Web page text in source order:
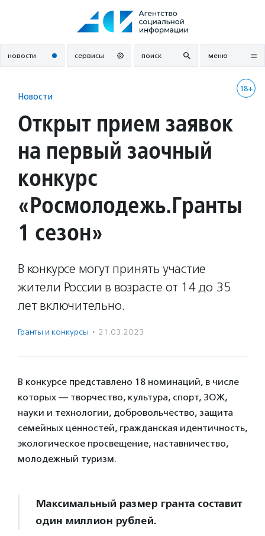
новости сервисы поиск меню
18+
Новости
Открыт прием заявок
на первый заочный
конкурс
«Росмолодежь.Гранты
1 сезон»
В конкурсе могут принять участие
жители России в возрасте от 14 до 35
лет включительно.
Гранты и конкурсы · 21.03.2023
В конкурсе представлено 18 номинаций, в числе
которых — творчество, культура, спорт, ЗОЖ,
науки и технологии, добровольчество, защита
семейных ценностей, гражданская идентичность,
экологическое просвещение, наставничество,
молодежный туризм.
Максимальный размер гранта составит
один миллион рублей.